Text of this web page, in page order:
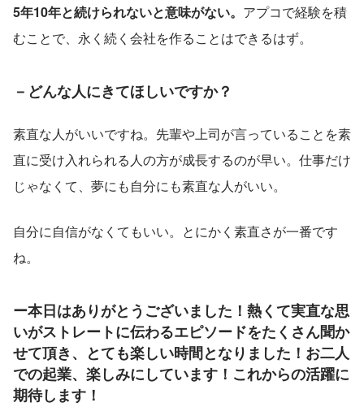
5年10年と続けられないと意味がない。 アプコで経験を積
むことで、永く続く会社を作ることはできるはず。
－どんな人にきてほしいですか？
素直な人がいいですね。先輩や上司が言っていることを素
直に受け入れられる人の方が成長するのが早い。仕事だけ
じゃなくて、夢にも自分にも素直な人がいい。
自分に自信がなくてもいい。とにかく素直さが一番です
ね。
ー本日はありがとうございました！熱くて実直な思
いがストレートに伝わるエピソードをたくさん聞か
せて頂き、とても楽しい時間となりました！お二人
での起業、楽しみにしています！これからの活躍に
期待します！